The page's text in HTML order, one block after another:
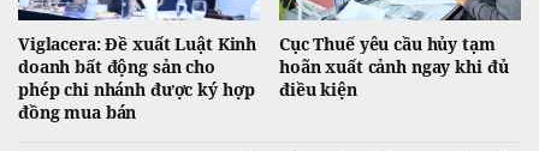
Viglacera: Đề xuất Luật Kinh
doanh bất động sản cho
phép chi nhánh được ký hợp
đồng mua bán
Cục Thuế yêu cầu hủy tạm
hoãn xuất cảnh ngay khi đủ
điều kiện